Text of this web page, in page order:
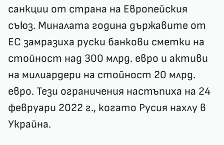
санкции от страна на Европейския
съюз. Миналата година държавите от
ЕС замразиха руски банкови сметки на
стойност над 300 млрд. евро и активи
на милиардери на стойност 20 млрд.
евро. Тези ограничения настъпиха на 24
февруари 2022 г., когато Русия нахлу в
Украйна.